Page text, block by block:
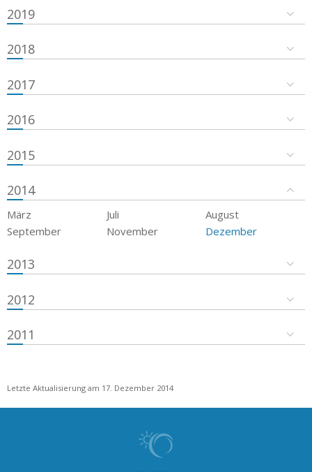
2019
2018
2017
2016
2015
2014
März Juli
August
September
November Dezember
2013
2012
2011
Letzte Aktualisierung am 17. Dezember 2014